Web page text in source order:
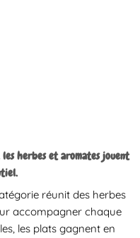
herbes et aromates jouent
réunit des herbes
accompagner chaque
les plats gagnent en